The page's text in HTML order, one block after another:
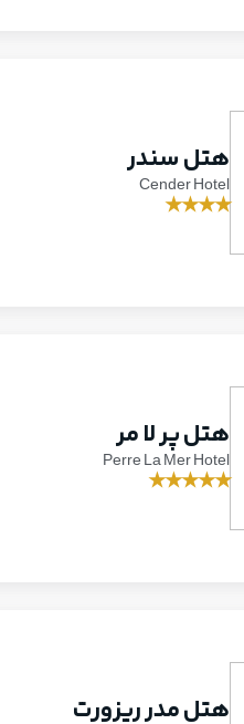
هتل سندر
Cender Hotel
★
★
★
★
هتل پر لا مر
Perre La Mer Hotel
★
★
★
★
★
هتل مدر ریزورت